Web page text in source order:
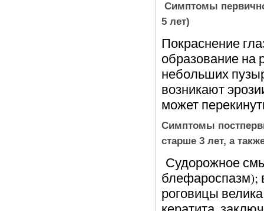
Симптомы
5 лет)
Покраснение
образование на
небольших
возникают
может
Симптомы
старше 3 лет, а
Судорожное
блефароспазм);
роговицы